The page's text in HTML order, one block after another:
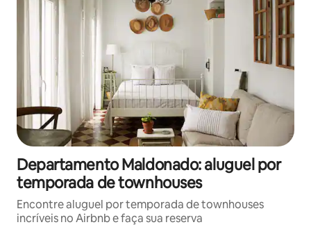
Departamento Maldonado: aluguel por
temporada de townhouses
Encontre aluguel por temporada de townhouses
incríveis no Airbnb e faça sua reserva